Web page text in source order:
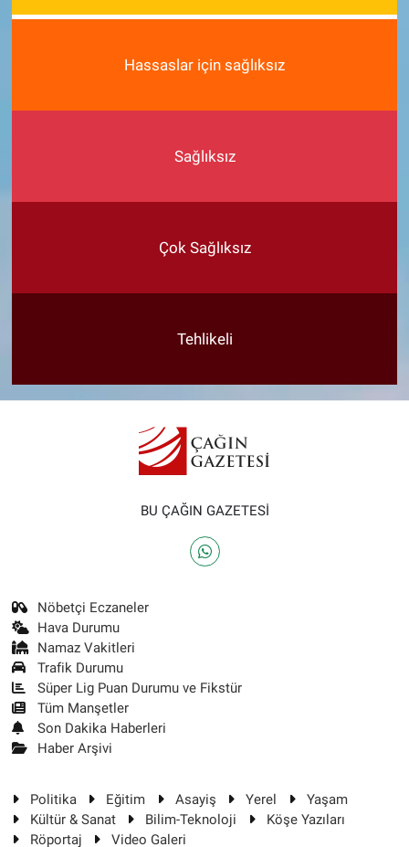
Hassaslar için sağlıksız
Sağlıksız
Çok Sağlıksız
Tehlikeli
BU ÇAĞIN GAZETESİ
Nöbetçi Eczaneler
Hava Durumu
Namaz Vakitleri
Trafik Durumu
Süper Lig Puan Durumu ve Fikstür
Tüm Manşetler
Son Dakika Haberleri
Haber Arşivi
Politika Eğitim Asayiş Yerel
Yaşam
Kültür & Sanat
Bilim-Teknoloji
Köşe Yazıları
Röportaj
Video Galeri